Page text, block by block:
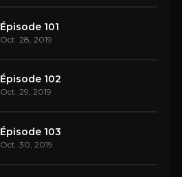
Épisode 101
Oct. 28, 2019
Épisode 102
Oct. 29, 2019
Épisode 103
Oct. 30, 2019